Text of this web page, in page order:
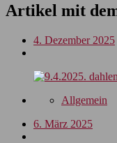
Artikel mit
4. Dezember 2025
Allgemein
6. März 2025